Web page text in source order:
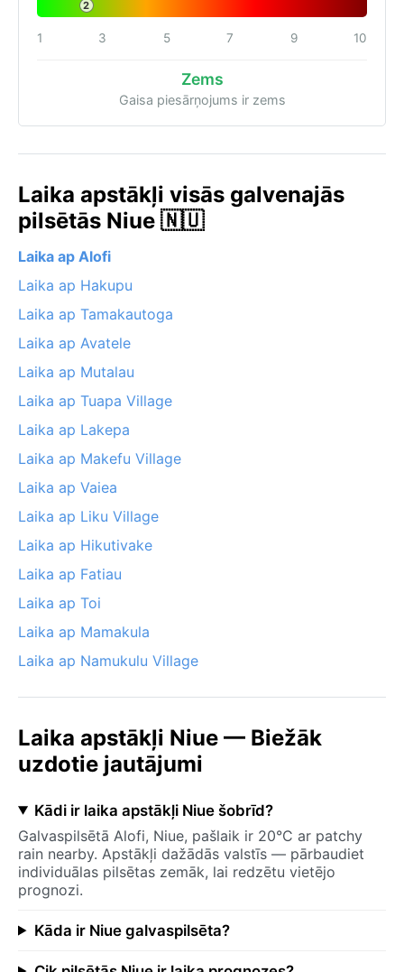
2
1 3 5 7 9 10
Zems
Gaisa piesārņojums ir zems
Laika apstākļi visās galvenajās
pilsētās Niue 🇳🇺
Laika ap Alofi
Laika ap Hakupu
Laika ap Tamakautoga
Laika ap Avatele
Laika ap Mutalau
Laika ap Tuapa Village
Laika ap Lakepa
Laika ap Makefu Village
Laika ap Vaiea
Laika ap Liku Village
Laika ap Hikutivake
Laika ap Fatiau
Laika ap Toi
Laika ap Mamakula
Laika ap Namukulu Village
Laika apstākļi Niue — Biežāk
uzdotie jautājumi
Kādi ir laika apstākļi Niue šobrīd?
Galvaspilsētā Alofi, Niue, pašlaik ir 20°C ar patchy
rain nearby. Apstākļi dažādās valstīs — pārbaudiet
individuālas pilsētas zemāk, lai redzētu vietējo
prognozi.
Kāda ir Niue galvaspilsēta?